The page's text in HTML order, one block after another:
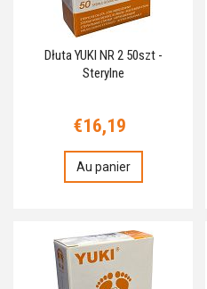
Dłuta YUKI NR 2 50szt -
Sterylne
€16,19
Au panier